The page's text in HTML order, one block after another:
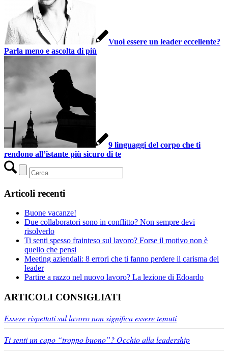
Vuoi essere un leader eccellente?
Parla meno e ascolta di più
9 linguaggi del corpo che ti
rendono all’istante più sicuro di te
Articoli recenti
Buone vacanze!
Due collaboratori sono in conflitto? Non sempre devi
risolverlo
Ti senti spesso frainteso sul lavoro? Forse il motivo non è
quello che pensi
Meeting aziendali: 8 errori che ti fanno perdere il carisma del
leader
Partire a razzo nel nuovo lavoro? La lezione di Edoardo
ARTICOLI CONSIGLIATI
Essere rispettati sul lavoro non significa essere temuti
Ti senti un capo “troppo buono”? Occhio alla leadership